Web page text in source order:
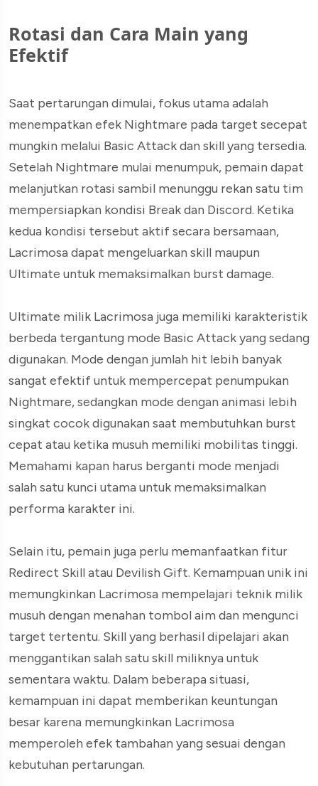
Rotasi dan Cara Main yang
Efektif
Saat pertarungan dimulai, fokus utama adalah
menempatkan efek Nightmare pada target secepat
mungkin melalui Basic Attack dan skill yang tersedia.
Setelah Nightmare mulai menumpuk, pemain dapat
melanjutkan rotasi sambil menunggu rekan satu tim
mempersiapkan kondisi Break dan Discord. Ketika
kedua kondisi tersebut aktif secara bersamaan,
Lacrimosa dapat mengeluarkan skill maupun
Ultimate untuk memaksimalkan burst damage.
Ultimate milik Lacrimosa juga memiliki karakteristik
berbeda tergantung mode Basic Attack yang sedang
digunakan. Mode dengan jumlah hit lebih banyak
sangat efektif untuk mempercepat penumpukan
Nightmare, sedangkan mode dengan animasi lebih
singkat cocok digunakan saat membutuhkan burst
cepat atau ketika musuh memiliki mobilitas tinggi.
Memahami kapan harus berganti mode menjadi
salah satu kunci utama untuk memaksimalkan
performa karakter ini.
Selain itu, pemain juga perlu memanfaatkan fitur
Redirect Skill atau Devilish Gift. Kemampuan unik ini
memungkinkan Lacrimosa mempelajari teknik milik
musuh dengan menahan tombol aim dan mengunci
target tertentu. Skill yang berhasil dipelajari akan
menggantikan salah satu skill miliknya untuk
sementara waktu. Dalam beberapa situasi,
kemampuan ini dapat memberikan keuntungan
besar karena memungkinkan Lacrimosa
memperoleh efek tambahan yang sesuai dengan
kebutuhan pertarungan.